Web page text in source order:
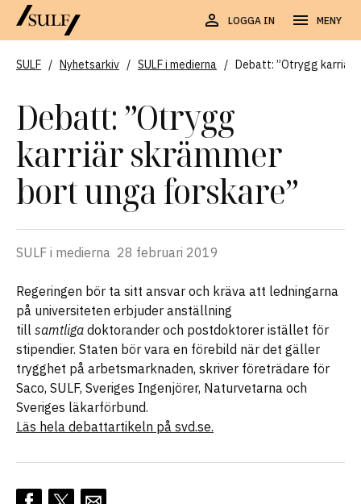
LOGGA IN MENY
SULF / Nyhetsarkiv / SULF i medierna / Debatt: ”Otrygg karriär
Debatt: ”Otrygg
karriär skrämmer
bort unga forskare”
SULF i medierna 28 februari 2019
Regeringen bör ta sitt ansvar och kräva att ledningarna
på universiteten erbjuder anställning
till samtliga doktorander och postdoktorer istället för
stipendier. Staten bör vara en förebild när det gäller
trygghet på arbetsmarknaden, skriver företrädare för
Saco, SULF, Sveriges Ingenjörer, Naturvetarna och
Sveriges läkarförbund.
Läs hela debattartikeln på svd.se.